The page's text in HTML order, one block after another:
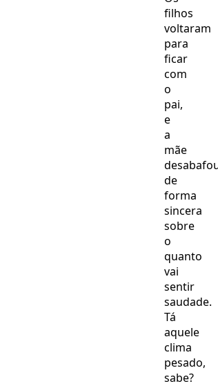
filhos
voltaram
para
ficar
com
o
pai,
e
a
mãe
de
forma
sincera
sobre
o
quanto
vai
sentir
saudade.
Tá
aquele
clima
pesado,
sabe?